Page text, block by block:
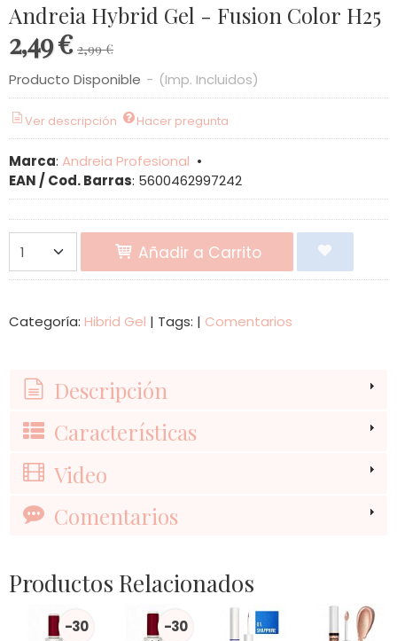
Andreia Hybrid Gel - Fusion Color H25
2,49 € 2,99 €
Producto Disponible - (Imp. Incluidos)
Ver descripción Hacer pregunta
Marca: Andreia Profesional •
EAN / Cod. Barras: 5600462997242
Añadir a Carrito
Categoría: Hibrid Gel | Tags: | Comentarios
Descripción
Características
Video
Comentarios
Productos Relacionados
-30
-30